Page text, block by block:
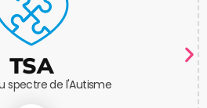
TSA
spectre de l'Autisme